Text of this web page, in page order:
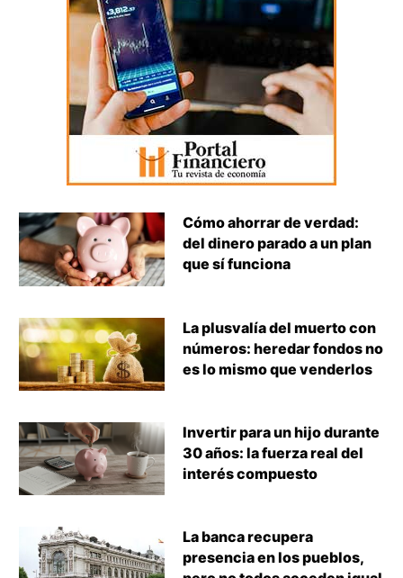
Cómo ahorrar de verdad:
del dinero parado a un plan
que sí funciona
La plusvalía del muerto con
números: heredar fondos no
es lo mismo que venderlos
Invertir para un hijo durante
30 años: la fuerza real del
interés compuesto
La banca recupera
presencia en los pueblos,